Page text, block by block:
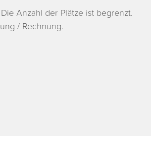
Anzahl der Plätze ist begrenzt.
/ Rechnung.